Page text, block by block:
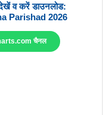
देखें व करें डाउनलोड:
Parishad 2026
चैनल